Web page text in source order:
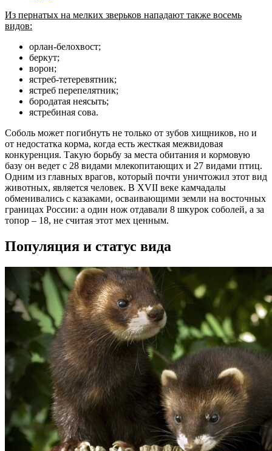
Из пернатых на мелких зверьков нападают также восемь
видов:
орлан-белохвост;
беркут;
ворон;
ястреб-тетеревятник;
ястреб перепелятник;
бородатая неясыть;
ястребиная сова.
Соболь может погибнуть не только от зубов хищников, но и
от недостатка корма, когда есть жесткая межвидовая
конкуренция. Такую борьбу за места обитания и кормовую
базу он ведет с 28 видами млекопитающих и 27 видами птиц.
Одним из главных врагов, который почти уничтожил этот вид
животных, является человек. В XVII веке камчадалы
обменивались с казаками, осваивающими земли на восточных
границах России: а один нож отдавали 8 шкурок соболей, а за
топор – 18, не считая этот мех ценным.
Популяция и статус вида